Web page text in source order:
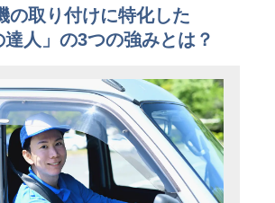
の取り付けに特化した
達人」の3つの強みとは？